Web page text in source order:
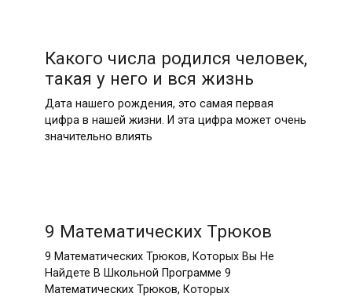
Какого числа родился человек,
такая у него и вся жизнь
Дата нашего рождения, это самая первая
цифра в нашей жизни. И эта цифра может очень
значительно влиять
9 Математических Трюков
9 Математических Трюков, Которых Вы Не
Найдете В Школьной Программе 9
Математических Трюков, Которых